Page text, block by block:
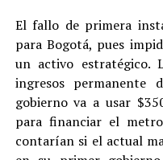
El fallo de primera
para Bogotá, pues
un activo estratégico.
ingresos
gobierno va a usar
para financiar el
contarían si el actual